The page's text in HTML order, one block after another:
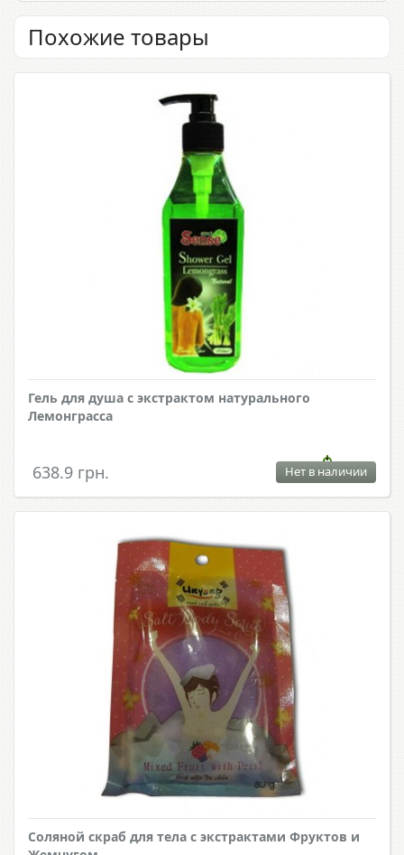
Похожие товары
Гель для душа с экстрактом натурального
Лемонграсса
638.9 грн. Нет в наличии
Соляной скраб для тела с экстрактами Фруктов и